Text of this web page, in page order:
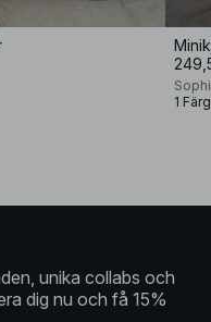
1 Färg
unika collabs och
dig nu och få 15%